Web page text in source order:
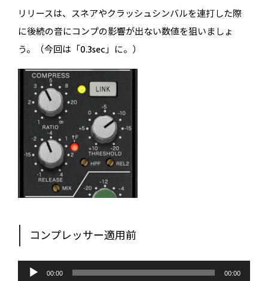
リリースは、スネアやクラッシュシンバルを連打した際
に後続の音にコンプの影響が出ない数値を狙いましょ
う。（今回は「0.3sec」に。）
コンプレッサー適用前
音
00:00 00:00